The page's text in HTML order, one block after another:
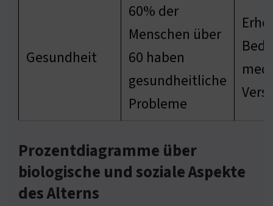
Gesundheit
60% der
Menschen über
60 haben
gesundheitliche
Probleme
Prozentdiagramme über
biologische und soziale Aspekte
des Alterns